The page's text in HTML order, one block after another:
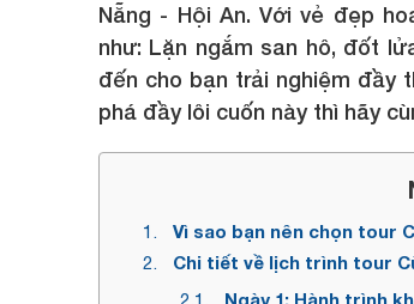
Nẵng - Hội An. Với vẻ đẹp
như: Lặn ngắm san hô, đốt
đến cho bạn trải nghiệm đầy
phá đầy lôi cuốn này thì hãy
Vì sao bạn nên chọn tour
Chi tiết về lịch trình tour
Ngày 1: Hành trình